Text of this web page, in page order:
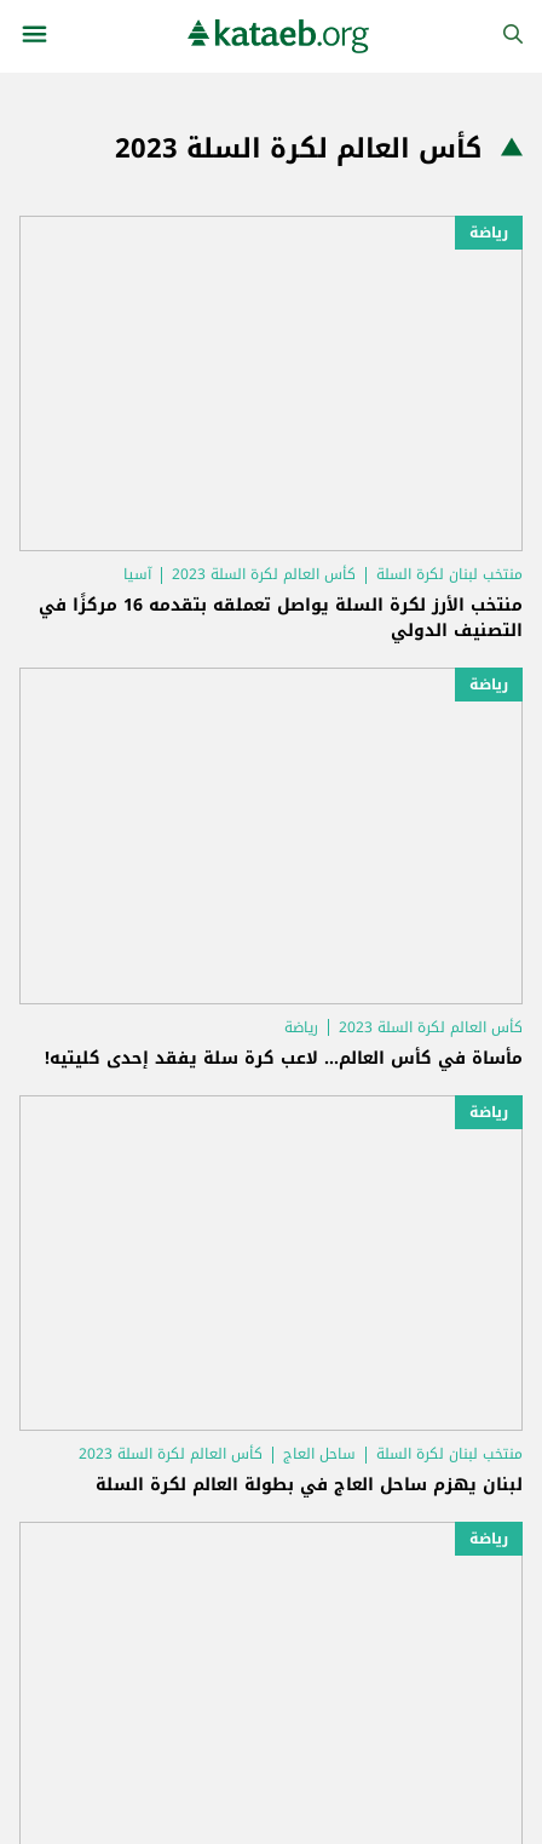
كأس العالم لكرة السلة 2023
رياضة
منتخب لبنان لكرة السلة كأس العالم لكرة السلة 2023 آسيا
منتخب الأرز لكرة السلة يواصل تعملقه بتقدمه 16 مركزًا في
التصنيف الدولي
رياضة
كأس العالم لكرة السلة 2023 رياضة
مأساة في كأس العالم... لاعب كرة سلة يفقد إحدى كليتيه!
رياضة
منتخب لبنان لكرة السلة ساحل العاج كأس العالم لكرة السلة 2023
لبنان يهزم ساحل العاج في بطولة العالم لكرة السلة
رياضة